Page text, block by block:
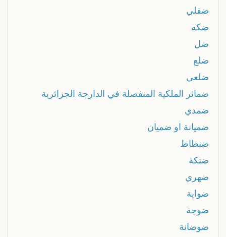
ضفلي
ضكه
ضل
ضلع
ضلعي
ضمائر الملكية المنفصلة في الدارجة الجزائرية
ضمدي
ضميانة او ضميان
ضنطاط
ضنكة
ضهري
ضواية
ضوجة
ضوضانة